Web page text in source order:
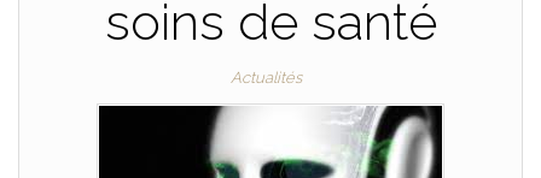
soins de santé
Actualités